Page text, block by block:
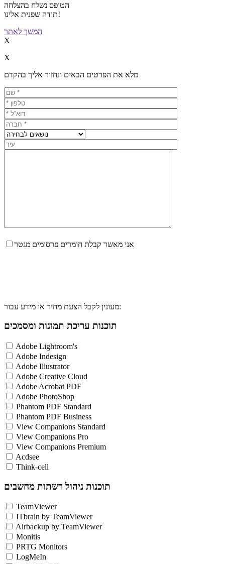
הטופס נשלח בהצלחה
תודה שפנית אלינו!
המשך לאתר
X
X
מלא את הפרטים הבאים ונחזור אליך בהקדם
אני מאשר קבלת חומרים פרסומים מגטר
מעונין לקבל הצעת מחיר או מידע עבור:
תוכנות עריכת תמונות ומסמכים
Adobe Lightroom's
Adobe Indesign
Adobe Illustrator
Adobe Creative Cloud
Adobe Acrobat PDF
Adobe PhotoShop
Phantom PDF Standard
Phantom PDF Business
View Companions Standard
View Companions Pro
View Companions Premium
Acdsee
Think-cell
תוכנות ניהול רשתות מחשבים
TeamViewer
ITbrain by TeamViewer
Airbackup by TeamViewer
Monitis
PRTG Monitors
LogMeIn